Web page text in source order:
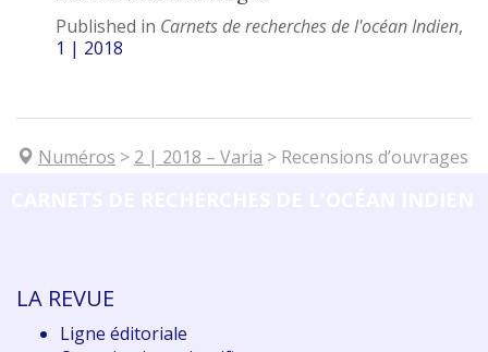
Published in Carnets de recherches de l'océan Indien,
1 | 2018
Numéros > 2 | 2018 – Varia > Recensions d’ouvrages
LA REVUE
Ligne éditoriale